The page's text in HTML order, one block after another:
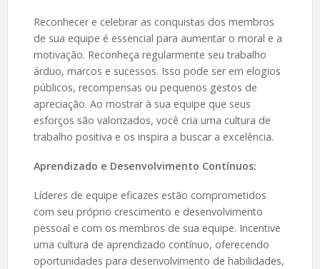
Reconhecer e celebrar as conquistas dos membros
de sua equipe é essencial para aumentar o moral e a
motivação. Reconheça regularmente seu trabalho
árduo, marcos e sucessos. Isso pode ser em elogios
públicos, recompensas ou pequenos gestos de
apreciação. Ao mostrar à sua equipe que seus
esforços são valorizados, você cria uma cultura de
trabalho positiva e os inspira a buscar a excelência.
Aprendizado e Desenvolvimento Contínuos:
Líderes de equipe eficazes estão comprometidos
com seu próprio crescimento e desenvolvimento
pessoal e com os membros de sua equipe. Incentive
uma cultura de aprendizado contínuo, oferecendo
oportunidades para desenvolvimento de habilidades,